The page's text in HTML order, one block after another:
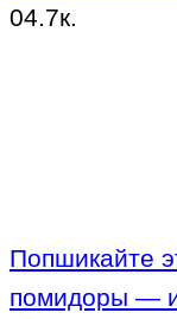
04.7к.
Попшикайте
помидоры — и